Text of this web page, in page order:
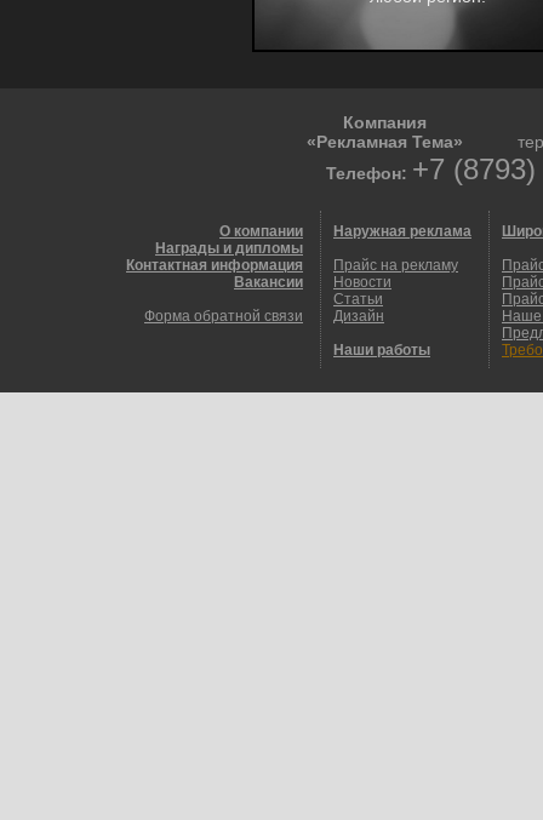
Компания
«Рекламная Тема»
Телефон: +7
О компании
Награды и дипломы
Контактная информация
Вакансии
Форма обратной связи
Наружная реклама
Прайс на рекламу
Новости
Статьи
Дизайн
Наши работы
Наше